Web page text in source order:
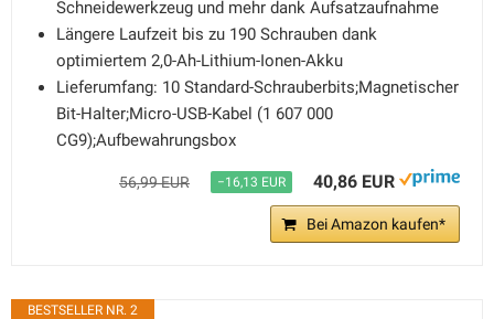
Schneidewerkzeug und mehr dank Aufsatzaufnahme
Längere Laufzeit bis zu 190 Schrauben dank
optimiertem 2,0-Ah-Lithium-Ionen-Akku
Lieferumfang: 10 Standard-Schrauberbits;Magnetischer
Bit-Halter;Micro-USB-Kabel (1 607 000
CG9);Aufbewahrungsbox
56,99 EUR −16,13 EUR 40,86 EUR
Bei Amazon kaufen*
BESTSELLER NR. 2